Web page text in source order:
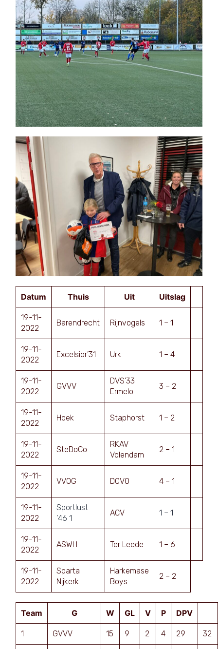
Datum Thuis Uit Uitslag
19-11-
2022
Barendrecht Rijnvogels 1 – 1
19-11-
2022
Excelsior’31 Urk 1 – 4
19-11-
2022
GVVV
DVS’33
Ermelo
3 – 2
19-11-
2022
Hoek Staphorst 1 – 2
19-11-
2022
SteDoCo
RKAV
Volendam
2 – 1
19-11-
2022
VVOG DOVO 4 – 1
19-11-
2022
Sportlust
’46 1
ACV 1 – 1
19-11-
2022
ASWH Ter Leede 1 – 6
19-11-
2022
Sparta
Nijkerk
Harkemase
Boys
2 – 2
Team G W GL V P DPV
1 GVVV 15 9 2 4 29 32